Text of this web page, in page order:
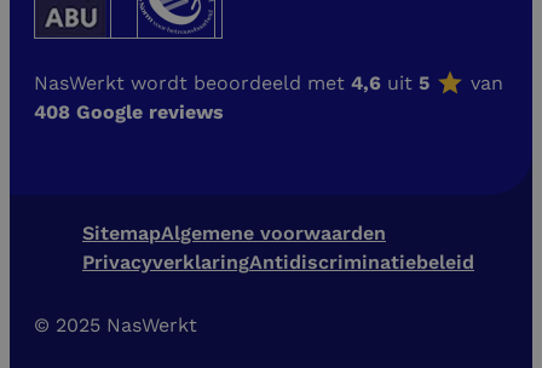
NasWerkt wordt beoordeeld met 4,6 uit 5
van
408 Google reviews
SitemapAlgemene voorwaarden
PrivacyverklaringAntidiscriminatiebeleid
© 2025 NasWerkt